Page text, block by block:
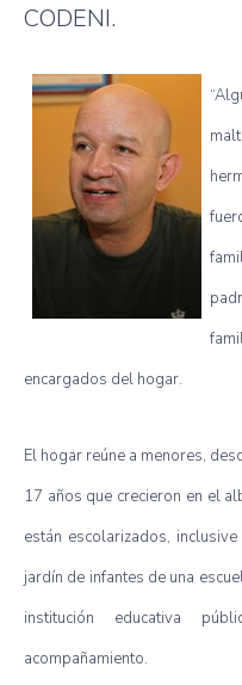
CODENI.
encargados del hogar.
El hogar reúne a menores,
17 años que crecieron en el
están escolarizados,
jardín de infantes de una
institución educativa
acompañamiento.